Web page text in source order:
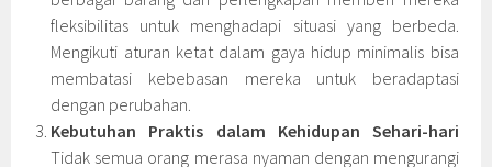
fleksibilitas untuk menghadapi situasi yang berbeda.
Mengikuti aturan ketat dalam gaya hidup minimalis bisa
membatasi kebebasan mereka untuk beradaptasi
dengan perubahan.
Kebutuhan Praktis dalam Kehidupan Sehari-hari
Tidak semua orang merasa nyaman dengan mengurangi